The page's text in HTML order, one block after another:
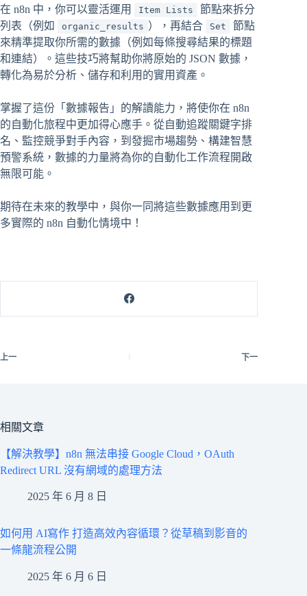
在 n8n 中，你可以靈活運用 Item Lists
節點來拆分
列表（例如
organic_results ），再結合 Set
節點
來精準提取你所需的數據（例如每條搜尋結果的標題
和連結）。這些技巧將幫助你將原始的 JSON 數據，
轉化為易於分析、儲存和利用的實用資產。
掌握了這份「數據報告」的解讀能力，將使你在 n8n
的自動化旅程中更加得心應手。從自動追蹤關鍵字排
名、監控競爭對手內容，到發掘市場趨勢、構建智慧
預警系統，數據的力量將為你的自動化工作流程開啟
無限可能。
期待在未來的教學中，與你一同將這些數據應用到更
多實際的 n8n 自動化情境中！
上一 下一
相關文章
【解決教學】n8n 無法串接 Google Cloud，OAuth
Redirect URL 沒有網域的處理方法
2025 年 6 月 8 日
如何用 AI寫作 打造高效內容循環？從草稿到影音的
一條龍流程公開
2025 年 6 月 6 日